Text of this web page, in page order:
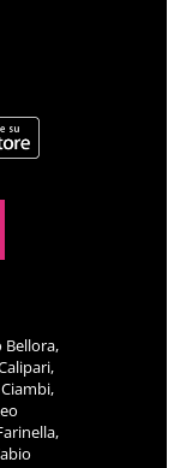
Bellora,